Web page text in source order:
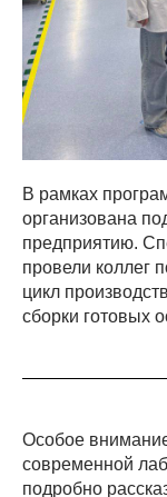
В рамках
организована
предприятию.
провели коллег
цикл
сборки готовых
Особое
современной
подробно